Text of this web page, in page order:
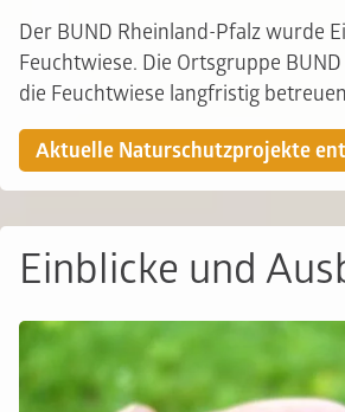
Der BUND Rheinland-Pfalz wurde
Feuchtwiese. Die Ortsgruppe
die Feuchtwiese langfristig
Aktuelle Naturschutzprojekte
Einblicke und